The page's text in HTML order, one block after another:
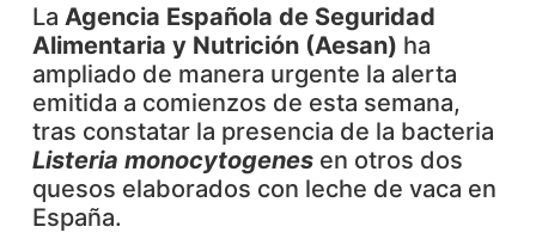
La Agencia Española de Seguridad
Alimentaria y Nutrición (Aesan) ha
ampliado de manera urgente la alerta
emitida a comienzos de esta semana,
tras constatar la presencia de la bacteria
Listeria monocytogenes en otros dos
quesos elaborados con leche de vaca en
España.